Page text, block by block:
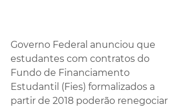
Governo Federal anunciou que
estudantes com contratos do
Fundo de Financiamento
Estudantil (Fies) formalizados a
partir de 2018 poderão renegociar